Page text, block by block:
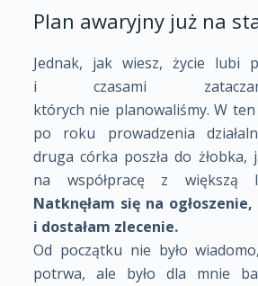
Plan awaryjny już na
Jednak, jak wiesz, życie lubi
i czasami
których nie planowaliśmy. W ten
po roku prowadzenia
druga córka poszła do żłobka,
na współpracę z większą
Natknęłam się na
i dostałam zlecenie.
Od początku nie było
potrwa, ale było dla mnie